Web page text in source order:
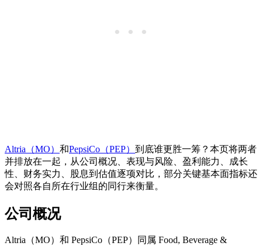
Altria（MO） 和PepsiCo（PEP） 到底谁更胜一筹？本页将两者
并排放在一起，从公司概况、表现与风险、盈利能力、成长
性、财务实力、股息到估值逐项对比，部分关键基本面指标还
会对照各自所在行业组的同行来衡量。
公司概况
Altria（MO）和 PepsiCo（PEP）同属 Food, Beverage &